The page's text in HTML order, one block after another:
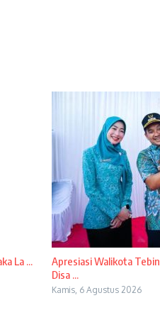
La ...
Apresiasi Walikota
Disa ...
Kamis, 6 Agustus 2026